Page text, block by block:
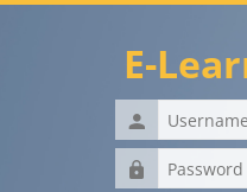
E-
Username
Password